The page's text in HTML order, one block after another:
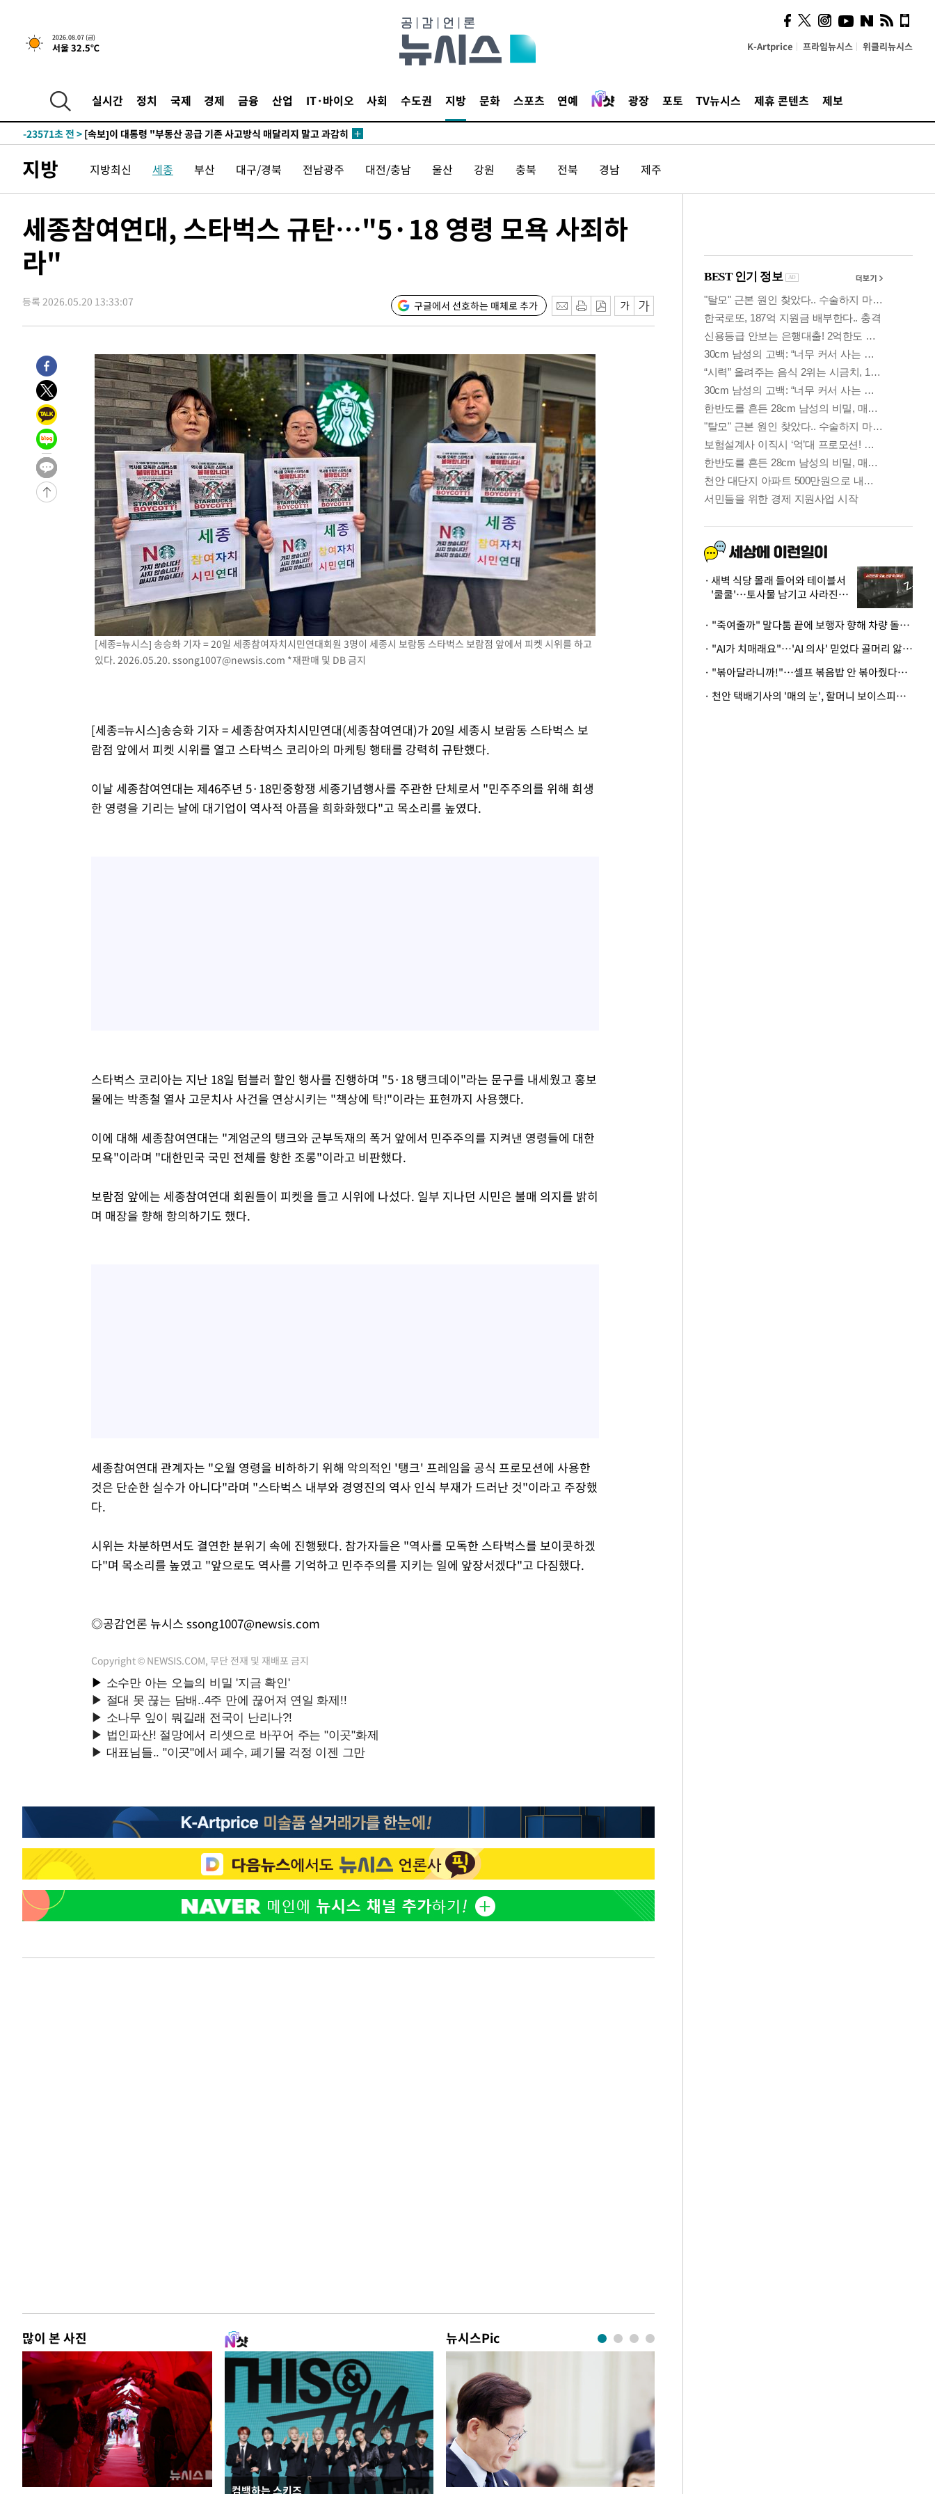
2026.08.07 (금)
서울 32.5℃ K-Artprice 프라임뉴시스 위클리뉴시스
실시간 정치 국제 경제 금융 산업 IT·바이오 사회 수도권 지방 문화 스포츠 연예 광장 포토 TV뉴시스 제휴 콘텐츠 제보
-1049초 전 >[속보]규제합리화위원회 부위원장에 김태유 서울대 공대 교수…이병
-28260초 전 >
미 사업체 일자리, 7월에 2.3만개 순감하고 그 전 2개월 10.3만개
하향수정 (2보)
-27708초 전 >
↓
-23571초 전 > [속보]이 대통령 "부동산 공급 기존 사고방식 매달리지 말고 과감히
운드는 임시"
-14224초 전 >
"낮 기온 소폭 하락"…수도권 폭염중대경보, 폭염경보로 하향
-14188초 전 >[속보]이 대통령, '호우피해' 안동·의성 관할 4개 면 특별재난지역
갈 수도
-12122초 전 >낮 최고 37도 찜통더위…곳곳 소나기·강원 많은 비[내일날씨]
-10428초 전 >
응"
-7284초 전 >
-6271초 전 >[속보]코스닥, 2.86포인트(0.36%) 내린 798.81마감
-6224초 전 >[속보]코스피, 6200선 약보합…0.60% 내린 6258.77에 마쳐
-6093초 전 >
[속보] 노원서 40.1도 관측…서울, 2018년 이후 첫 40도
-3183초 전 >
[속보]종합특검, '계엄 수용공간 확보' 신용해 前교정본부장 기소
-2056초 전 >
외신들도 주목한 韓축구 파문…"국민적 공분에 수사 재개"
-2027초 전 >
11시간 압수수색에 성접대 파문까지…'쑥대밭' 된 축구협회
-1049초 전 >
[속보]규제합리화위원회 부위원장에 김태유 서울대 공대 교수…이병
태 후임
-31121초 전 >
이강인, 폭염 속 AT마드리드 첫 훈련…80명 식사 대접까지(종합)
-28260초 전 >
미 사업체 일자리, 7월에 2.3만개 순감하고 그 전 2개월 10.3만개
하향수정 (2보)
-27708초 전 >
[속보] 미 사업체, 일자리 7월에 2.3만 개 줄어…실업률은 4.1%로
[속보]이 대통령 "부동산 공급 기존 사고방식 매달리지 말고 과감히
이란, "오만과 '중앙 단일 루트' 합의…북쪽 인바운드·남쪽 아웃바
"낮 기온 소폭 하락"…수도권 폭염중대경보, 폭염경보로 하향
[속보]이 대통령, '호우피해' 안동·의성 관할 4개 면 특별재난지역
[단독]중수청 지원 검사들, 정원 초과 시 낮은 계급 임용…희망지 못
낮 최고 37도 찜통더위…곳곳 소나기·강원 많은 비[내일날씨]
SK하이닉스, 용인·청주 팹에 54조 투자…"AI 메모리 수요 선제 대
여자배구 이재영·이다영 자매, 아제르바이잔 투란VC 입단
[속보]원·달러 환율, 7.7원 내린 1416.1원 마감
[속보] 노원서 40.1도 관측…서울, 2018년 이후 첫 40도
외신들도 주목한 韓축구 파문…"국민적 공분에 수사 재개"
11시간 압수수색에 성접대 파문까지…'쑥대밭' 된 축구협회
지방 지방최신 세종 부산 대구/경북 전남광주 대전/충남 울산 강원 충북 전북 경남 제주
세종참여연대, 스타벅스 규탄…"5·18 영령 모욕 사죄하
라"
등록 2026.05.20 13:33:07 구글에서 선호하는 매체로 추가
[세종=뉴시스] 송승화 기자 = 20일 세종참여자치시민연대회원 3명이 세종시 보람동 스타벅스 보람점 앞에서 피켓 시위를 하고
있다. 2026.05.20. ssong1007@newsis.com *재판매 및 DB 금지
[세종=뉴시스]송승화 기자 = 세종참여자치시민연대(세종참여연대)가 20일 세종시 보람동 스타벅스 보
람점 앞에서 피켓 시위를 열고 스타벅스 코리아의 마케팅 행태를 강력히 규탄했다.
이날 세종참여연대는 제46주년 5·18민중항쟁 세종기념행사를 주관한 단체로서 "민주주의를 위해 희생
한 영령을 기리는 날에 대기업이 역사적 아픔을 희화화했다"고 목소리를 높였다.
스타벅스 코리아는 지난 18일 텀블러 할인 행사를 진행하며 "5·18 탱크데이"라는 문구를 내세웠고 홍보
물에는 박종철 열사 고문치사 사건을 연상시키는 "책상에 탁!"이라는 표현까지 사용했다.
이에 대해 세종참여연대는 "계엄군의 탱크와 군부독재의 폭거 앞에서 민주주의를 지켜낸 영령들에 대한
모욕"이라며 "대한민국 국민 전체를 향한 조롱"이라고 비판했다.
보람점 앞에는 세종참여연대 회원들이 피켓을 들고 시위에 나섰다. 일부 지나던 시민은 불매 의지를 밝히
며 매장을 향해 항의하기도 했다.
세종참여연대 관계자는 "오월 영령을 비하하기 위해 악의적인 '탱크' 프레임을 공식 프로모션에 사용한
것은 단순한 실수가 아니다"라며 "스타벅스 내부와 경영진의 역사 인식 부재가 드러난 것"이라고 주장했
다.
시위는 차분하면서도 결연한 분위기 속에 진행됐다. 참가자들은 "역사를 모독한 스타벅스를 보이콧하겠
다"며 목소리를 높였고 "앞으로도 역사를 기억하고 민주주의를 지키는 일에 앞장서겠다"고 다짐했다.
◎공감언론 뉴시스 ssong1007@newsis.com
Copyright © NEWSIS.COM, 무단 전재 및 재배포 금지
많이 본 사진
컴백하는 스키즈
뉴시스Pic
시, 스마트폰 액세서리에
NFC 더했다
새벽 식당 몰래 들어와 테이블서
'쿨쿨'…토사물 남기고 사라진 남
· "죽여줄까" 말다툼 끝에 보행자 향해 차량 돌진…50대 여성 중상
· "AI가 치매래요"…'AI 의사' 믿었다 골머리 앓는 美 의료계 '경고'
· "볶아달라니까!"…셀프 볶음밥 안 볶아줬다고 사장 폭행한 손님
· 천안 택배기사의 '매의 눈', 할머니 보이스피싱 피해 막아